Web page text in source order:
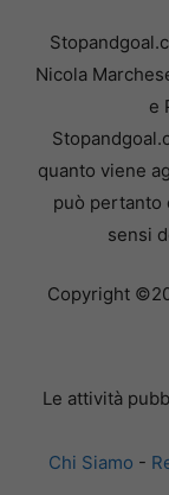
Nicola
e
quanto viene
può pertanto
sensi
Copyright
Le attività
Chi Siamo -